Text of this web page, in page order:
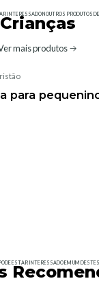
INTERESSADO NOUTROS PRODUTOS DE
Crianças
mais produtos
para
ESTAR INTERESSADO EM UM DESTES